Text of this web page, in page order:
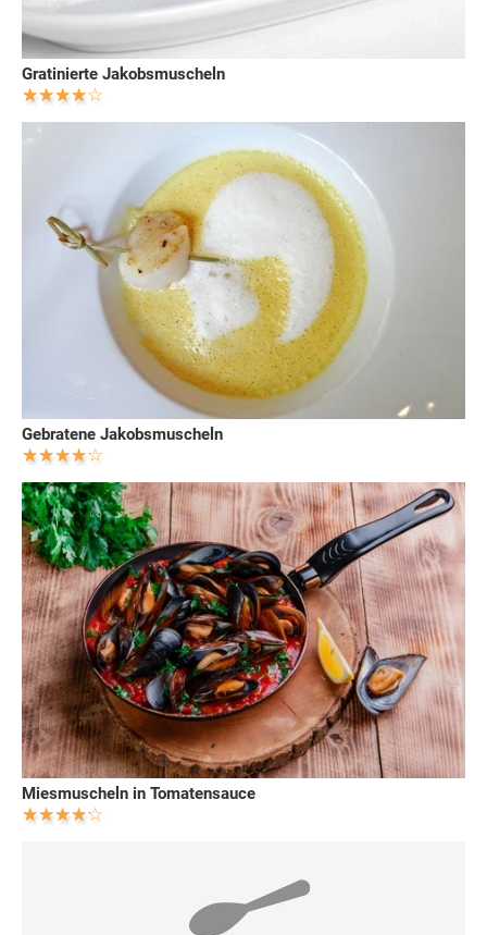
Gratinierte Jakobsmuscheln
Gebratene Jakobsmuscheln
Miesmuscheln in Tomatensauce